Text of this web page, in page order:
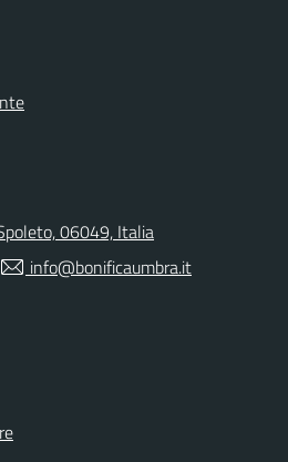
06049, Italia
info@bonificaumbra.it